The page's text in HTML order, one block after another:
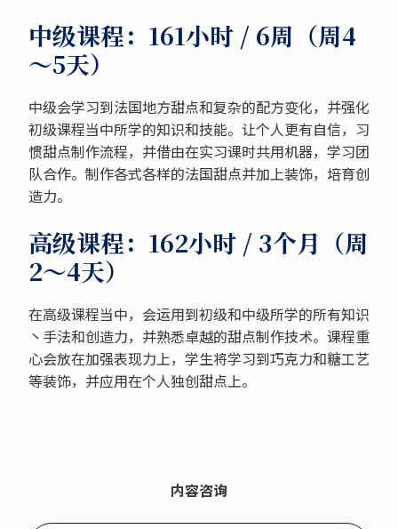
中级课程：161小时 / 6周（周4
～5天）
中级会学习到法国地方甜点和复杂的配方变化，并强化
初级课程当中所学的知识和技能。让个人更有自信，习
惯甜点制作流程，并借由在实习课时共用机器，学习团
队合作。制作各式各样的法国甜点并加上装饰，培育创
造力。
高级课程：162小时 / 3个月（周
2～4天）
在高级课程当中，会运用到初级和中级所学的所有知识
丶手法和创造力，并熟悉卓越的甜点制作技术。课程重
心会放在加强表现力上，学生将学习到巧克力和糖工艺
等装饰，并应用在个人独创甜点上。
内容咨询